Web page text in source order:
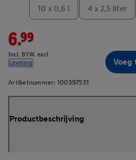
10 x 0,6 l 4 x 2,5 liter
6.99
Incl. BTW. excl.
Levering
Voeg
Artikelnummer: 100397531
Productbeschrijving